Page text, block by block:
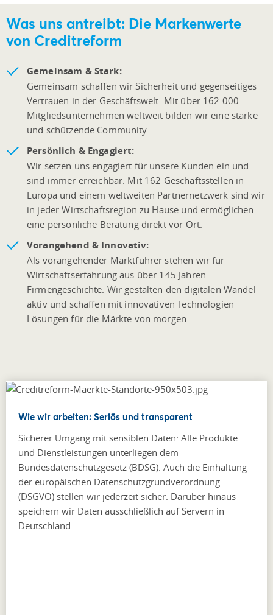
Was uns antreibt: Die Markenwerte
von Creditreform
Gemeinsam & Stark:
Gemeinsam schaffen wir Sicherheit und gegenseitiges
Vertrauen in der Geschäftswelt. Mit über 162.000
Mitgliedsunternehmen weltweit bilden wir eine starke
und schützende Community.
Persönlich & Engagiert:
Wir setzen uns engagiert für unsere Kunden ein und
sind immer erreichbar. Mit 162 Geschäftsstellen in
Europa und einem weltweiten Partnernetzwerk sind wir
in jeder Wirtschaftsregion zu Hause und ermöglichen
eine persönliche Beratung direkt vor Ort.
Vorangehend & Innovativ:
Als vorangehender Marktführer stehen wir für
Wirtschaftserfahrung aus über 145 Jahren
Firmengeschichte. Wir gestalten den digitalen Wandel
aktiv und schaffen mit innovativen Technologien
Lösungen für die Märkte von morgen.
Wie wir arbeiten: Seriös und transparent
Sicherer Umgang mit sensiblen Daten: Alle Produkte
und Dienstleistungen unterliegen dem
Bundesdatenschutzgesetz (BDSG). Auch die Einhaltung
der europäischen Datenschutzgrundverordnung
(DSGVO) stellen wir jederzeit sicher. Darüber hinaus
speichern wir Daten ausschließlich auf Servern in
Deutschland.